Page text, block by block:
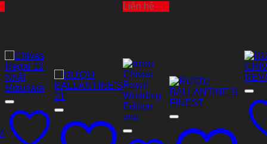
Liên hệ